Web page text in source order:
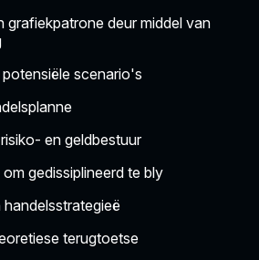
grafiekpatrone deur middel van
scenario's
en geldbestuur
gedissiplineerd te bly
terugtoetse